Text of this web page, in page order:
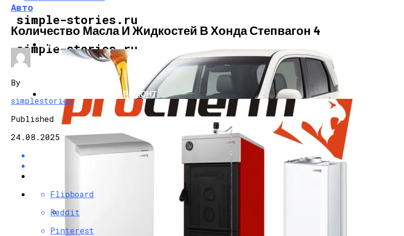
simple-stories.ru
simple-stories.ru
АВТО
Какое Масло И Сколько Жидкости Заливать В Хонда Н-ВГН
СТРОИТЕЛЬСТВО И РЕМОНТ
Авто
Количество Масла И Жидкостей В Хонда Степвагон 4
By
simplestories
Published
24.08.2025
Flipboard
Reddit
Pinterest